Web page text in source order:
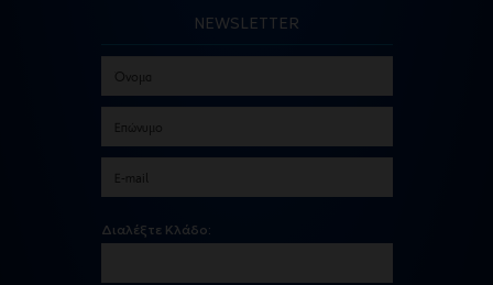
NEWSLETTER
Διαλέξτε Κλάδο: